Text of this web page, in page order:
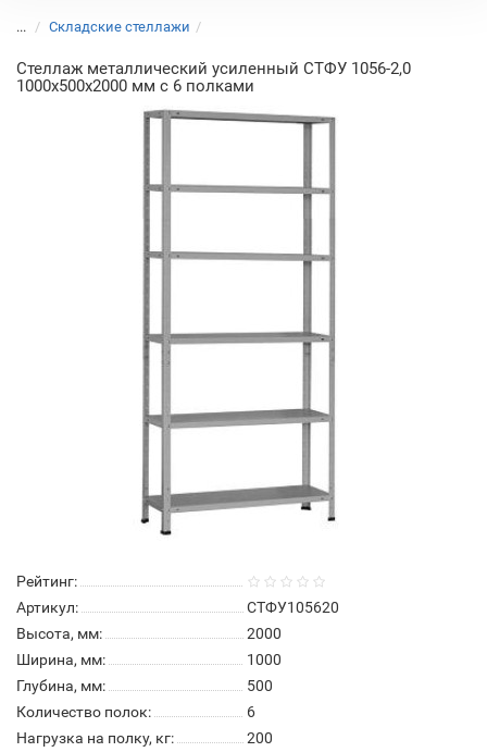
... Складские стеллажи
Стеллаж металлический усиленный СТФУ 1056-2,0
1000х500х2000 мм с 6 полками
Рейтинг:
Артикул:
СТФУ105620
Высота, мм:
2000
Ширина, мм:
1000
Глубина, мм:
500
Количество полок:
6
Нагрузка на полку, кг:
200